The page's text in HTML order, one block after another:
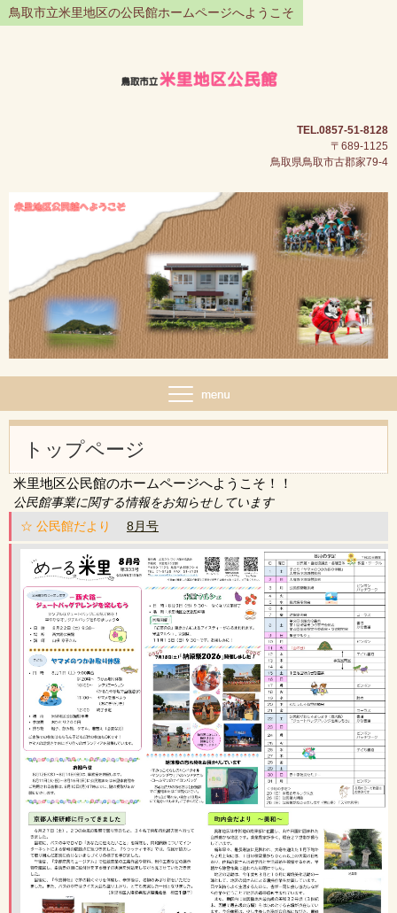
鳥取市立米里地区の公民館ホームページへようこそ
TEL.0857-51-8128
〒689-1125
鳥取県鳥取市古郡家79-4
トップページ
米里地区公民館のホームページへようこそ！！
公民館事業に関する情報をお知らせしています
☆ 公民館だより
8月号